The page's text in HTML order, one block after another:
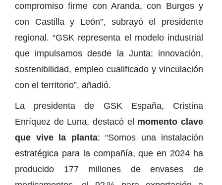
compromiso firme con Aranda, con Burgos y
con Castilla y León”, subrayó el presidente
regional. “GSK representa el modelo industrial
que impulsamos desde la Junta: innovación,
sostenibilidad, empleo cualificado y vinculación
con el territorio”, añadió.
La presidenta de GSK España, Cristina
Enríquez de Luna, destacó el momento clave
que vive la planta: “Somos una instalación
estratégica para la compañía, que en 2024 ha
producido 177 millones de envases de